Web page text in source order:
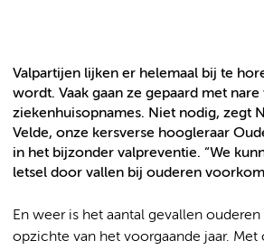
Valpartijen lijken er helemaal bij te
wordt. Vaak gaan ze gepaard met
ziekenhuisopnames. Niet nodig, zegt
Velde, onze kersverse hoogleraar
in het bijzonder valpreventie. “We
letsel door vallen bij ouderen
En weer is het aantal gevallen
opzichte van het voorgaande jaar. Met